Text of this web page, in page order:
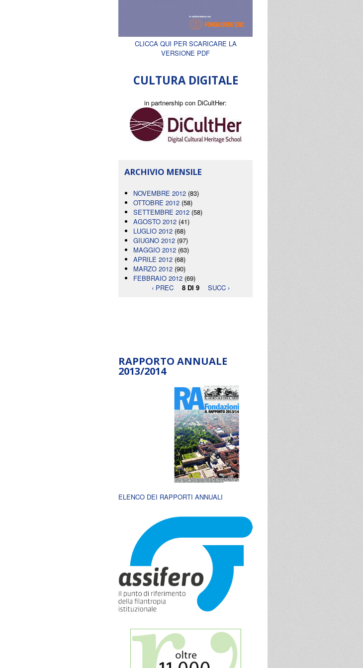
CLICCA QUI PER SCARICARE LA
VERSIONE PDF
CULTURA DIGITALE
in partnership con DiCultHer:
ARCHIVIO MENSILE
NOVEMBRE 2012 (83)
OTTOBRE 2012 (58)
SETTEMBRE 2012 (58)
AGOSTO 2012 (41)
LUGLIO 2012 (68)
GIUGNO 2012 (97)
MAGGIO 2012 (63)
APRILE 2012 (68)
MARZO 2012 (90)
FEBBRAIO 2012 (69)
‹ PREC
8 DI 9 SUCC ›
RAPPORTO ANNUALE
2013/2014
ELENCO DEI RAPPORTI ANNUALI